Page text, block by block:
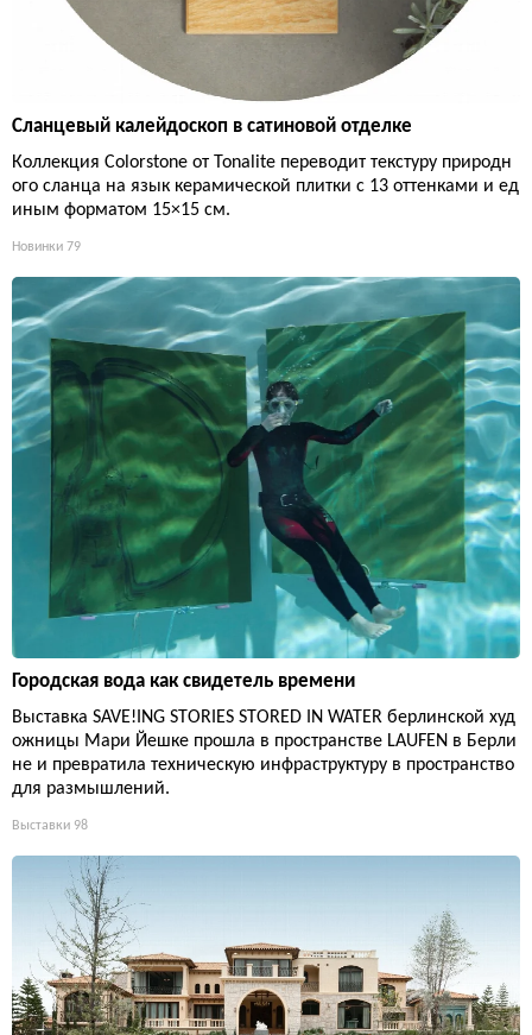
Сланцевый калейдоскоп в сатиновой отделке
Коллекция Colorstone от Tonalite переводит текстуру природн
ого сланца на язык керамической плитки с 13 оттенками и ед
иным форматом 15×15 см.
Новинки 79
Городская вода как свидетель времени
Выставка SAVE!ING STORIES STORED IN WATER берлинской худ
ожницы Мари Йешке прошла в пространстве LAUFEN в Берли
не и превратила техническую инфраструктуру в пространство
для размышлений.
Выставки 98